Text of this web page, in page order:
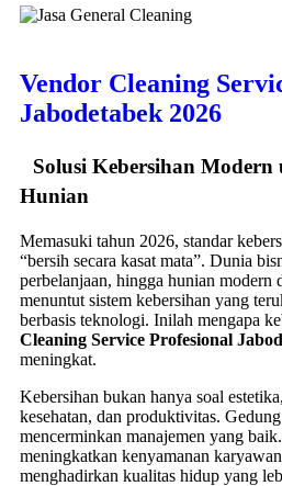
Vendor Cleaning
Jabodetabek 2026
Solusi Kebersihan
Hunian
Memasuki tahun 2026, standar
“bersih secara kasat mata”. Dunia
perbelanjaan, hingga hunian modern
menuntut sistem kebersihan yang
berbasis teknologi. Inilah mengapa
Cleaning Service Profesional
meningkat.
Kebersihan bukan hanya soal
kesehatan, dan produktivitas.
mencerminkan manajemen yang
meningkatkan kenyamanan
menghadirkan kualitas hidup yang